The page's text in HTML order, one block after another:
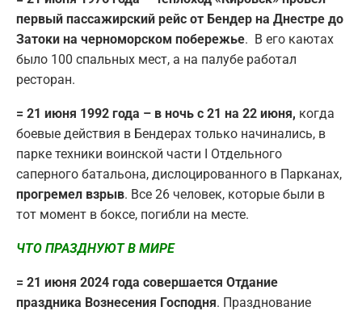
первый пассажирский рейс от Бендер на Днестре до
Затоки на черноморском побережье. В его каютах
было 100 спальных мест, а на палубе работал
ресторан.
= 21 июня 1992 года – в ночь с 21 на 22 июня, когда
боевые действия в Бендерах только начинались, в
парке техники воинской части I Отдельного
саперного батальона, дислоцированного в Парканах,
прогремел взрыв. Все 26 человек, которые были в
тот момент в боксе, погибли на месте.
ЧТО ПРАЗДНУЮТ В МИРЕ
= 21 июня 2024 года совершается Отдание
праздника Вознесения Господня. Празднование